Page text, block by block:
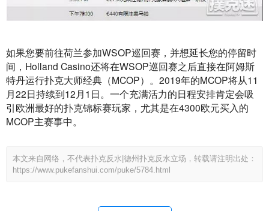
如果您要前往荷兰参加WSOP巡回赛，并想延长您的停留时
间，Holland Casino还将在WSOP巡回赛之后直接在阿姆斯
特丹运行扑克大师经典（MCOP）。2019年的MCOP将从11
月22日持续到12月1日。一个充满活力的日程安排肯定会吸
引欧洲最好的扑克锦标赛玩家，尤其是在4300欧元买入的
MCOP主赛事中。
本文来自网络，不代表扑克反水|德州扑克反水立场，转载请注明出处：
https://www.pukefanshui.com/puke/5784.html